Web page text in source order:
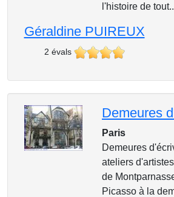
l'histoire de
Géraldine PUIREUX
2 évals
Paris
Demeures
ateliers
de
Picasso à la